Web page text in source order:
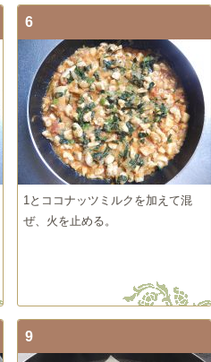
6
1とココナッツミルクを加えて混
ぜ、火を止める。
9